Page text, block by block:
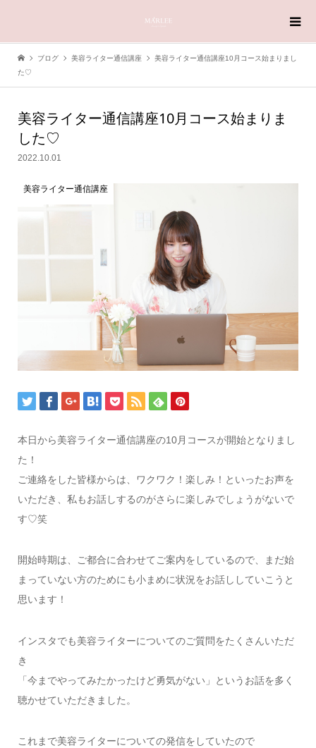
ブログ 美容ライター通信講座
美容ライター通信講座10月コース始まりまし
た♡
美容ライター通信講座10月コース始まりま
した♡
2022.10.01
美容ライター通信講座
本日から美容ライター通信講座の10月コースが開始となりまし
た！
ご連絡をした皆様からは、ワクワク！楽しみ！といったお声を
いただき、私もお話しするのがさらに楽しみでしょうがないで
す♡笑
開始時期は、ご都合に合わせてご案内をしているので、まだ始
まっていない方のためにも小まめに状況をお話ししていこうと
思います！
インスタでも美容ライターについてのご質問をたくさんいただ
き
「今までやってみたかったけど勇気がない」というお話を多く
聴かせていただきました。
これまで美容ライターについての発信をしていたので